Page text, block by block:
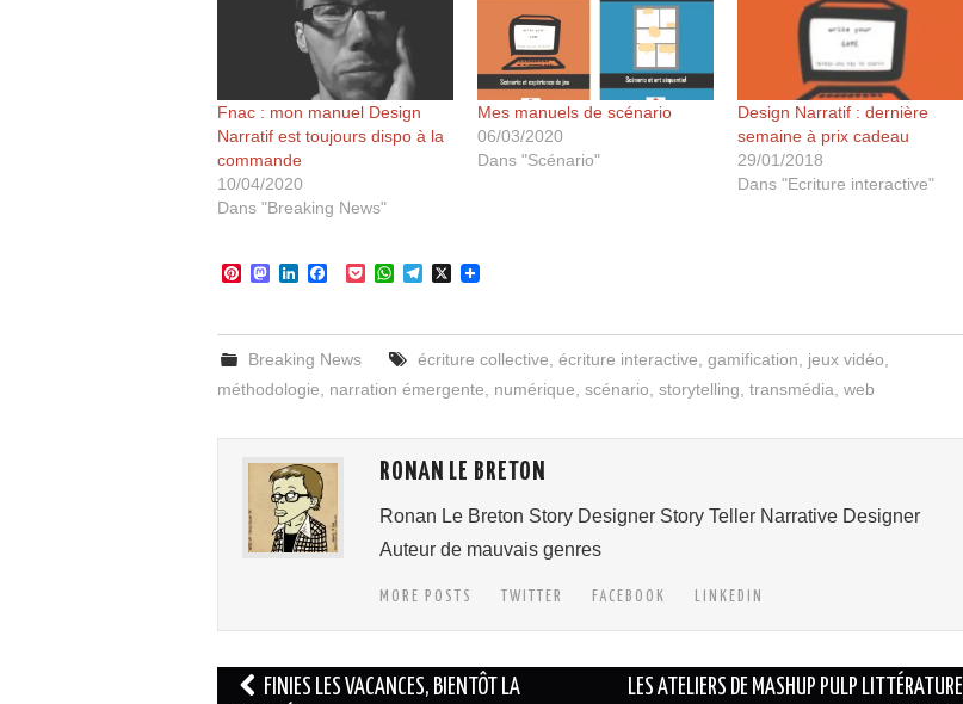
Fnac : mon manuel Design
Narratif est toujours dispo à la
commande
10/04/2020
Dans "Breaking News"
Mes manuels de scénario
06/03/2020
Dans "Scénario"
Design Narratif : dernière
semaine à prix cadeau
29/01/2018
Dans "Ecriture interactive"
P
t
e
e
M
t
d
o
L
k
d
I
e
b
o
o
P
k
W
t
s
A
p
T
e
g
r
a
X
Breaking News écriture collective écriture interactive gamification jeux vidéo
méthodologie
narration émergente numérique scénario storytelling transmédia web
RONAN LE BRETON
Ronan Le Breton Story Designer Story Teller Narrative Designer
Auteur de mauvais genres
MORE POSTS TWITTER FACEBOOK LINKEDIN
Navigation
FINIES LES VACANCES, BIENTÔT LA
LES ATELIERS DE MASHUP PULP LITTÉRATURE